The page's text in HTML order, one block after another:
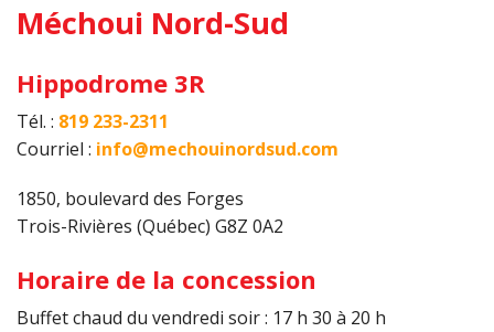
Méchoui Nord-Sud
Hippodrome 3R
Tél. : 819 233-2311
Courriel : info@mechouinordsud.com
1850, boulevard des Forges
Trois-Rivières (Québec) G8Z 0A2
Horaire de la concession
Buffet chaud du vendredi soir : 17 h 30 à 20 h